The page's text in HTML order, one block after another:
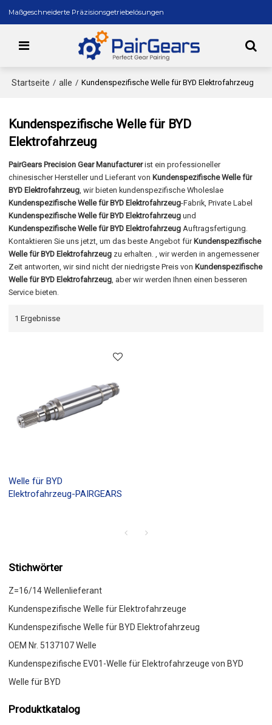
Maßgeschneiderte Präzisionsgetriebelösungen
Startseite / alle / Kundenspezifische Welle für BYD Elektrofahrzeug
Kundenspezifische Welle für BYD
Elektrofahrzeug
PairGears Precision Gear Manufacturerist ein professioneller
chinesischer Hersteller und Lieferant von Kundenspezifische Welle für
BYD Elektrofahrzeug, wir bieten kundenspezifische Wholeslae
Kundenspezifische Welle für BYD Elektrofahrzeug-Fabrik, Private Label
Kundenspezifische Welle für BYD Elektrofahrzeug und
Kundenspezifische Welle für BYD Elektrofahrzeug Auftragsfertigung.
Kontaktieren Sie uns jetzt, um das beste Angebot für Kundenspezifische
Welle für BYD Elektrofahrzeug zu erhalten. , wir werden in angemessener
Zeit antworten, wir sind nicht der niedrigste Preis von Kundenspezifische
Welle für BYD Elektrofahrzeug, aber wir werden Ihnen einen besseren
Service bieten.
1 Ergebnisse
Welle für BYD
Elektrofahrzeug-PAIRGEARS
Stichwörter
Z=16/14 Wellenlieferant
Kundenspezifische Welle für Elektrofahrzeuge
Kundenspezifische Welle für BYD Elektrofahrzeug
OEM Nr. 5137107 Welle
Kundenspezifische EV01-Welle für Elektrofahrzeuge von BYD
Welle für BYD
Produktkatalog